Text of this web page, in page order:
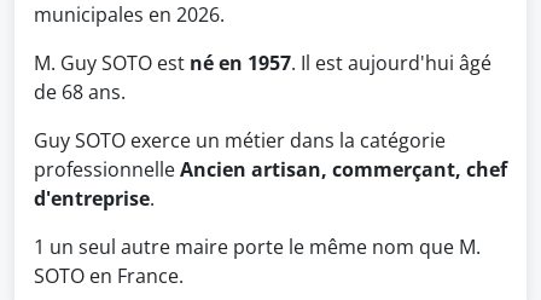
municipales en 2026.
M. Guy SOTO est né en 1957. Il est aujourd'hui âgé
de 68 ans.
Guy SOTO exerce un métier dans la catégorie
professionnelleAncien artisan, commerçant, chef
d'entreprise.
1 un seul autre maire porte le même nom que M.
SOTO en France.